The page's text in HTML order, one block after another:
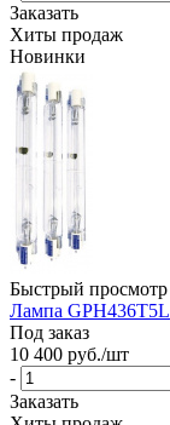
Заказать
Хиты продаж
Новинки
Быстрый просмотр
Лампа GPH436T5L
Под заказ
10 400 руб./шт
-
Заказать